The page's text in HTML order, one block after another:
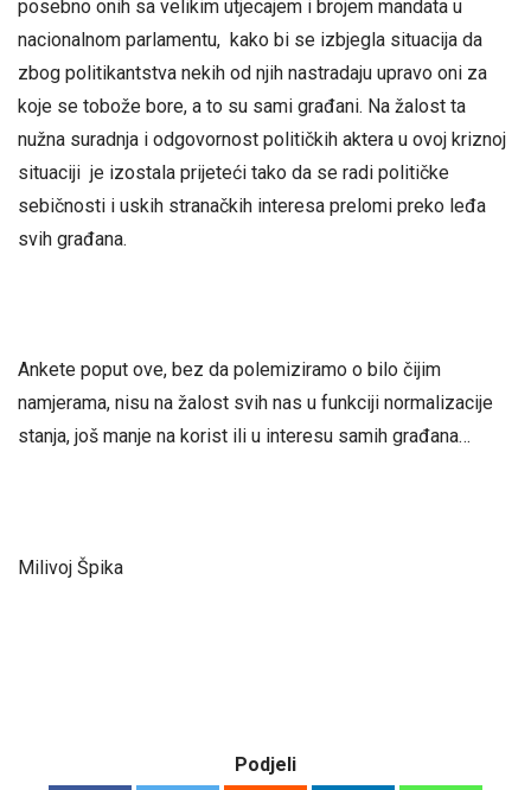
posebno onih sa velikim utjecajem i brojem mandata u
nacionalnom parlamentu, kako bi se izbjegla situacija da
zbog politikantstva nekih od njih nastradaju upravo oni za
koje se tobože bore, a to su sami građani. Na žalost ta
nužna suradnja i odgovornost političkih aktera u ovoj kriznoj
situaciji je izostala prijeteći tako da se radi političke
sebičnosti i uskih stranačkih interesa prelomi preko leđa
svih građana.
Ankete poput ove, bez da polemiziramo o bilo čijim
namjerama, nisu na žalost svih nas u funkciji normalizacije
stanja, još manje na korist ili u interesu samih građana…
Milivoj Špika
Podjeli